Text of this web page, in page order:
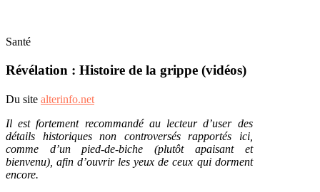
Santé
Révélation : Histoire de la grippe (vidéos)
Du site alterinfo.net
Il est fortement recommandé au lecteur d’user des
détails historiques non controversés rapportés ici,
comme d’un pied-de-biche (plutôt apaisant et
bienvenu), afin d’ouvrir les yeux de ceux qui dorment
encore.